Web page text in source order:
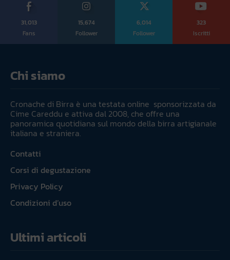
31,013
Fans
15,674
Follower
6,014
Follower
323
Iscritti
Chi siamo
Cronache di Birra è una testata online sponsorizzata da
Cime Careddu e attiva dal 2008, che offre una
panoramica quotidiana sul mondo della birra artigianale
italiana e straniera.
Contatti
Corsi di degustazione
Privacy Policy
Condizioni d’uso
Ultimi articoli